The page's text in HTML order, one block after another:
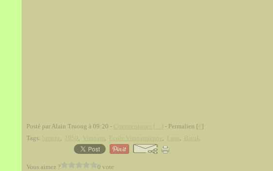
Posté par Alain Truong à 09:20 - - Permalien [ ]
Tags:
, , , , ,
Vous aimez ? 0 vote